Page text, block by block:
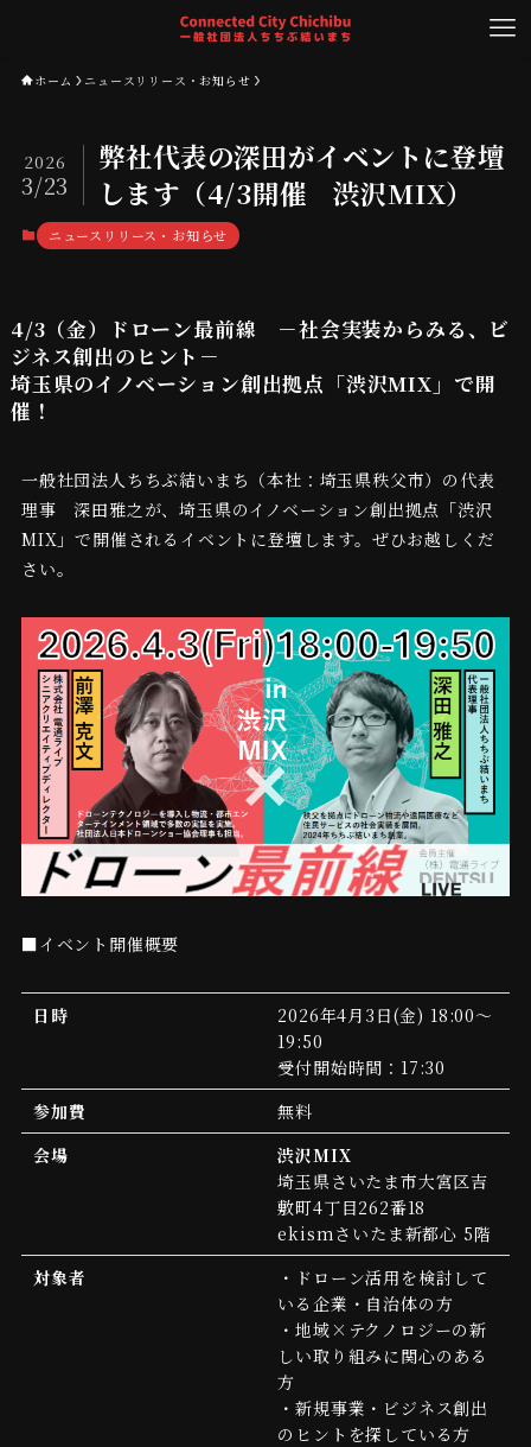
ホーム ニュースリリース・お知らせ
弊社代表の深田がイベントに登壇
します（4/3開催 渋沢MIX）
2026
3/23
ニュースリリース・お知らせ
4/3（金）ドローン最前線 －社会実装からみる、ビ
ジネス創出のヒント－
埼玉県のイノベーション創出拠点「渋沢MIX」で開
催！
一般社団法人ちちぶ結いまち（本社：埼玉県秩父市）の代表
理事 深田雅之が、埼玉県のイノベーション創出拠点「渋沢
MIX」で開催されるイベントに登壇します。ぜひお越しくだ
さい。
■イベント開催概要
日時
2026年4月3日(金) 18:00～
19:50
受付開始時間：17:30
参加費
無料
会場
渋沢MIX
埼玉県さいたま市大宮区吉
敷町4丁目262番18
ekismさいたま新都心 5階
対象者
・ドローン活用を検討して
いる企業・自治体の方
・地域×テクノロジーの新
しい取り組みに関心のある
方
・新規事業・ビジネス創出
のヒントを探している方